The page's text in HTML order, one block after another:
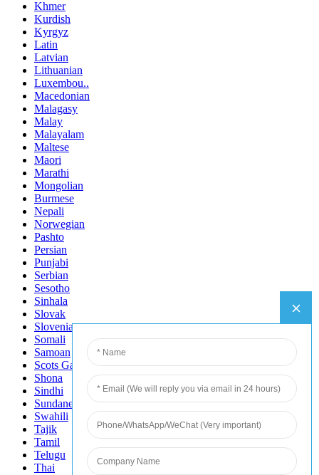
Khmer
Kurdish
Kyrgyz
Latin
Latvian
Lithuanian
Luxembou..
Macedonian
Malagasy
Malay
Malayalam
Maltese
Maori
Marathi
Mongolian
Burmese
Nepali
Norwegian
Pashto
Persian
Punjabi
Serbian
Sesotho
Sinhala
Slovak
Slovenian
Somali
Samoan
Scots Gaelic
Shona
Sindhi
Sundanese
Swahili
Tajik
Tamil
Telugu
Thai